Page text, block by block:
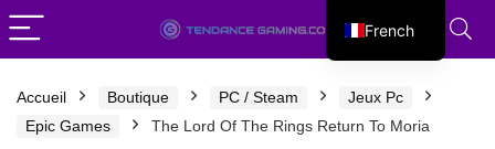
Accueil Boutique PC / Steam
Jeux Pc
Epic Games
The Lord Of The Rings Return To Moria
French
English